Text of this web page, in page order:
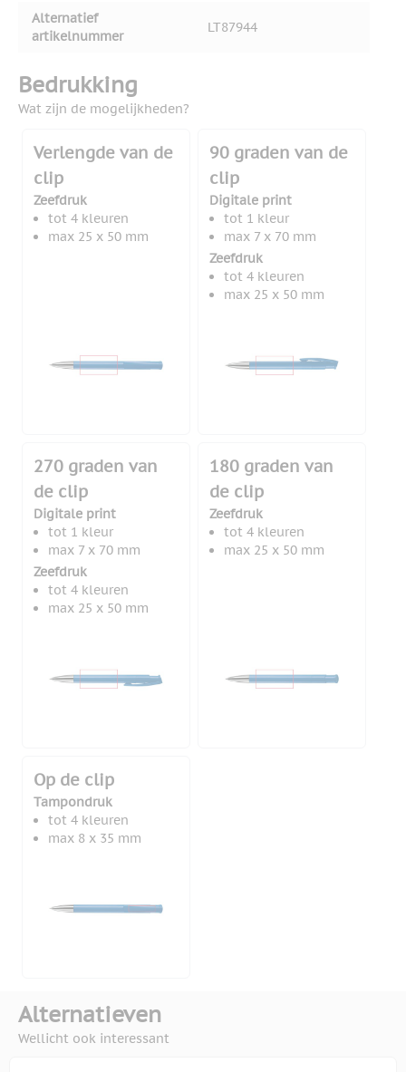
Alternatief
artikelnummer
LT87944
Bedrukking
Wat zijn de mogelijkheden?
Verlengde van de
clip
Zeefdruk
tot 4 kleuren
max 25 x 50 mm
90 graden van de
clip
Digitale print
tot 1 kleur
max 7 x 70 mm
Zeefdruk
tot 4 kleuren
max 25 x 50 mm
270 graden van
de clip
Digitale print
tot 1 kleur
max 7 x 70 mm
Zeefdruk
tot 4 kleuren
max 25 x 50 mm
180 graden van
de clip
Zeefdruk
tot 4 kleuren
max 25 x 50 mm
Op de clip
Tampondruk
tot 4 kleuren
max 8 x 35 mm
Alternatieven
Wellicht ook interessant